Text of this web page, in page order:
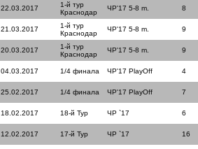
22.03.2017
1-й тур
Краснодар
ЧР'17 5-8 m. 8
21.03.2017
1-й тур
Краснодар
ЧР'17 5-8 m. 9
20.03.2017
1-й тур
Краснодар
ЧР'17 5-8 m. 9
04.03.2017 1/4 финала ЧР'17 PlayOff 4
25.02.2017 1/4 финала ЧР'17 PlayOff 7
18.02.2017 18-й Тур ЧР `17 6
12.02.2017 17-й Тур ЧР `17 16